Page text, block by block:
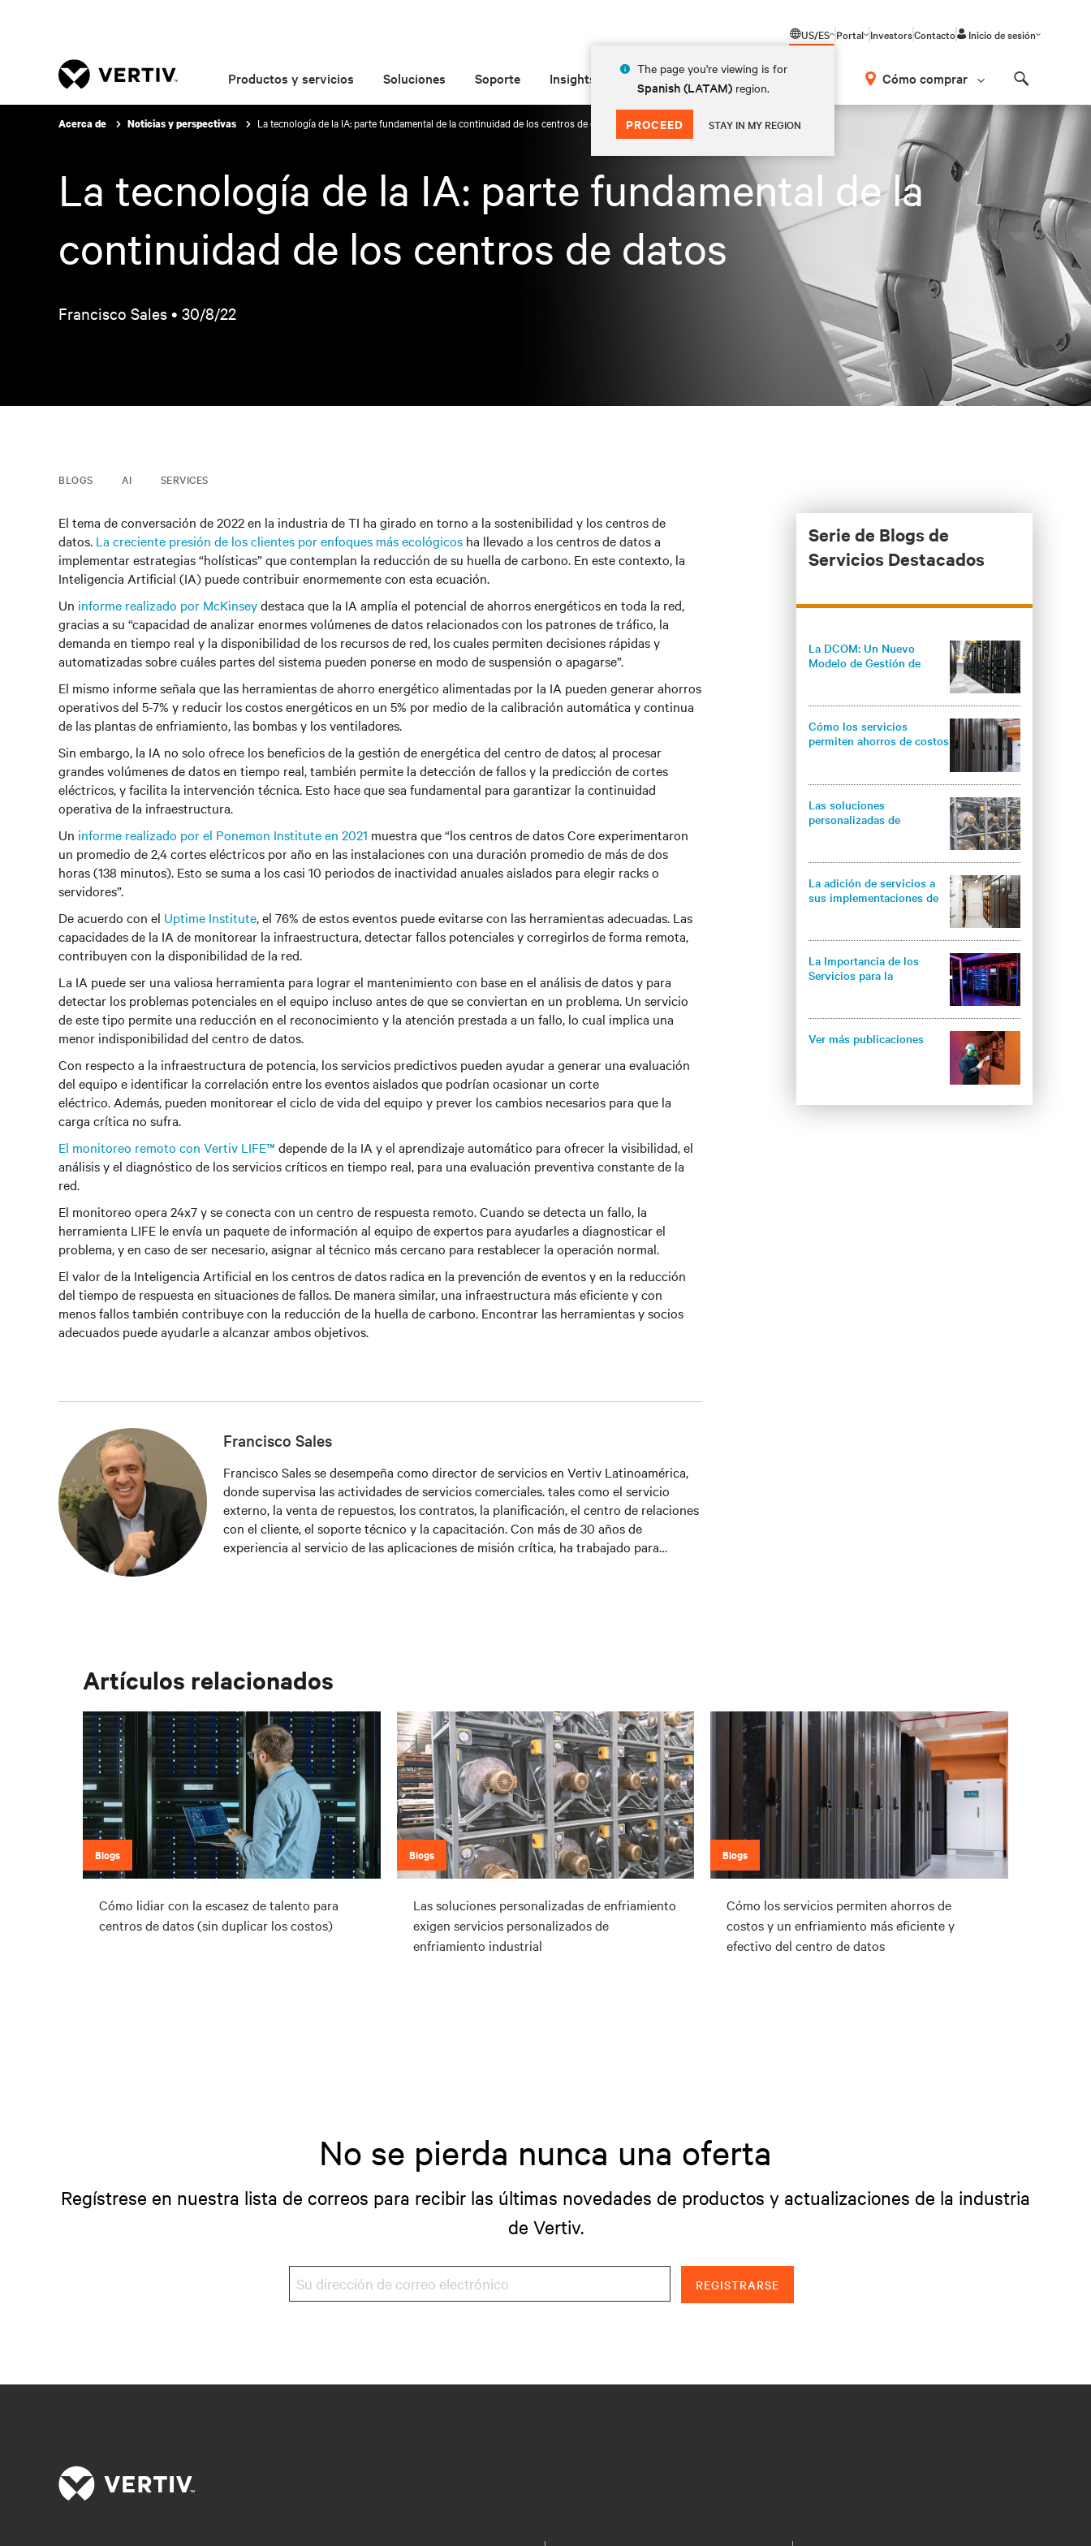
US/ES
The page you're viewing is for
Spanish (LATAM) region.
PROCEED STAY IN MY REGION
Portal InvestorsContacto Inicio de sesión
Productos y servicios Soluciones Soporte Insights Acerca de Cómo comprar
Acerca de Noticias y perspectivas La tecnología de la IA: parte fundamental de la continuidad de los centros de datos
La tecnología de la IA: parte fundamental de la
continuidad de los centros de datos
Francisco Sales • 30/8/22
BLOGS AI SERVICES
El tema de conversación de 2022 en la industria de TI ha girado en torno a la sostenibilidad y los centros de
datos. La creciente presión de los clientes por enfoques más ecológicos ha llevado a los centros de datos a
implementar estrategias “holísticas” que contemplan la reducción de su huella de carbono. En este contexto, la
Inteligencia Artificial (IA) puede contribuir enormemente con esta ecuación.
Un informe realizado por McKinseydestaca que la IA amplía el potencial de ahorros energéticos en toda la red,
gracias a su “capacidad de analizar enormes volúmenes de datos relacionados con los patrones de tráfico, la
demanda en tiempo real y la disponibilidad de los recursos de red, los cuales permiten decisiones rápidas y
automatizadas sobre cuáles partes del sistema pueden ponerse en modo de suspensión o apagarse”.
El mismo informe señala que las herramientas de ahorro energético alimentadas por la IA pueden generar ahorros
operativos del 5-7% y reducir los costos energéticos en un 5% por medio de la calibración automática y continua
de las plantas de enfriamiento, las bombas y los ventiladores.
Sin embargo, la IA no solo ofrece los beneficios de la gestión de energética del centro de datos; al procesar
grandes volúmenes de datos en tiempo real, también permite la detección de fallos y la predicción de cortes
eléctricos, y facilita la intervención técnica. Esto hace que sea fundamental para garantizar la continuidad
operativa de la infraestructura.
Un informe realizado por el Ponemon Institute en 2021 muestra que “los centros de datos Core experimentaron
un promedio de 2,4 cortes eléctricos por año en las instalaciones con una duración promedio de más de dos
horas (138 minutos). Esto se suma a los casi 10 periodos de inactividad anuales aislados para elegir racks o
servidores”.
De acuerdo con el Uptime Institute, el 76% de estos eventos puede evitarse con las herramientas adecuadas. Las
capacidades de la IA de monitorear la infraestructura, detectar fallos potenciales y corregirlos de forma remota,
contribuyen con la disponibilidad de la red.
La IA puede ser una valiosa herramienta para lograr el mantenimiento con base en el análisis de datos y para
detectar los problemas potenciales en el equipo incluso antes de que se conviertan en un problema. Un servicio
de este tipo permite una reducción en el reconocimiento y la atención prestada a un fallo, lo cual implica una
menor indisponibilidad del centro de datos.
Con respecto a la infraestructura de potencia, los servicios predictivos pueden ayudar a generar una evaluación
del equipo e identificar la correlación entre los eventos aislados que podrían ocasionar un corte
eléctrico. Además, pueden monitorear el ciclo de vida del equipo y prever los cambios necesarios para que la
carga crítica no sufra.
El monitoreo remoto con Vertiv LIFE™ depende de la IA y el aprendizaje automático para ofrecer la visibilidad, el
análisis y el diagnóstico de los servicios críticos en tiempo real, para una evaluación preventiva constante de la
red.
El monitoreo opera 24x7 y se conecta con un centro de respuesta remoto. Cuando se detecta un fallo, la
herramienta LIFE le envía un paquete de información al equipo de expertos para ayudarles a diagnosticar el
problema, y en caso de ser necesario, asignar al técnico más cercano para restablecer la operación normal.
El valor de la Inteligencia Artificial en los centros de datos radica en la prevención de eventos y en la reducción
del tiempo de respuesta en situaciones de fallos. De manera similar, una infraestructura más eficiente y con
menos fallos también contribuye con la reducción de la huella de carbono. Encontrar las herramientas y socios
adecuados puede ayudarle a alcanzar ambos objetivos.
Francisco Sales
Francisco Sales se desempeña como director de servicios en Vertiv Latinoamérica,
donde supervisa las actividades de servicios comerciales. tales como el servicio
externo, la venta de repuestos, los contratos, la planificación, el centro de relaciones
con el cliente, el soporte técnico y la capacitación. Con más de 30 años de
experiencia al servicio de las aplicaciones de misión crítica, ha trabajado para
Serie de Blogs de
Servicios Destacados
La DCOM: Un Nuevo
Modelo de Gestión de
y el Conocimiento
Cómo los servicios
permiten ahorros de costos
centro de datos
Las soluciones
personalizadas de
de enfriamiento industrial
La adición de servicios a
sus implementaciones de
beneficios operativos
La Importancia de los
Servicios para la
Ver más publicaciones
Artículos relacionados
Blogs
Cómo lidiar con la escasez de talento para
centros de datos (sin duplicar los costos)
Blogs
Las soluciones personalizadas de enfriamiento
exigen servicios personalizados de
enfriamiento industrial
Blogs
Cómo los servicios permiten ahorros de
costos y un enfriamiento más eficiente y
efectivo del centro de datos
No se pierda nunca una oferta
Regístrese en nuestra lista de correos para recibir las últimas novedades de productos y actualizaciones de la industria
de Vertiv.
REGISTRARSE